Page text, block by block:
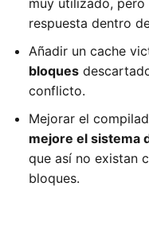
respuesta dentro
Añadir un cache
bloques
conflicto.
Mejorar el
mejore el sistema
que así no existan
bloques.